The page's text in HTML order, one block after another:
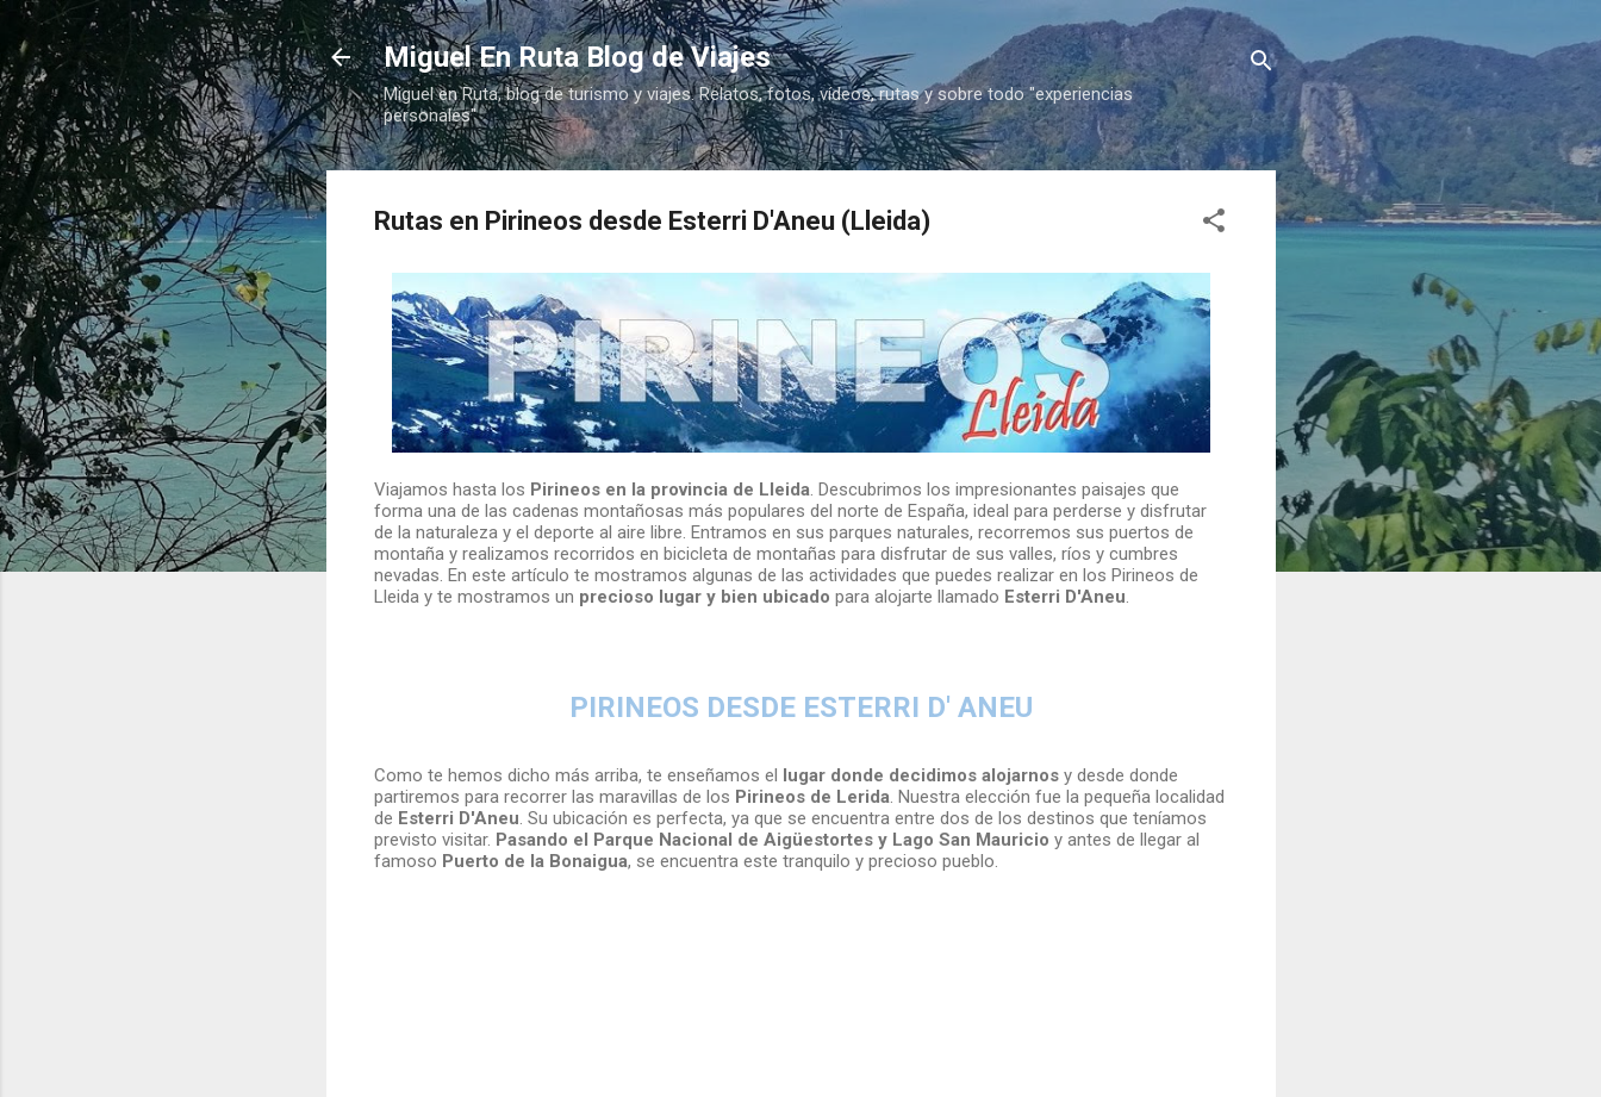
Ir al contenido principal
Miguel En Ruta Blog de Viajes
Miguel en Ruta, blog de turismo y viajes. Relatos, fotos, vídeos, rutas y sobre todo "experiencias
personales"
Rutas en Pirineos desde Esterri D'Aneu (Lleida)
Viajamos hasta los Pirineos en la provincia de Lleida. Descubrimos los impresionantes paisajes que
forma una de las cadenas montañosas más populares del norte de España, ideal para perderse y disfrutar
de la naturaleza y el deporte al aire libre. Entramos en sus parques naturales, recorremos sus puertos de
montaña y realizamos recorridos en bicicleta de montañas para disfrutar de sus valles, ríos y cumbres
nevadas. En este artículo te mostramos algunas de las actividades que puedes realizar en los Pirineos de
Lleida y te mostramos un precioso lugar y bien ubicado para alojarte llamado Esterri D'Aneu.
PIRINEOS DESDE ESTERRI D' ANEU
Como te hemos dicho más arriba, te enseñamos el lugar donde decidimos alojarnosy desde donde
partiremos para recorrer las maravillas de los Pirineos de Lerida. Nuestra elección fue la pequeña localidad
de Esterri D'Aneu. Su ubicación es perfecta, ya que se encuentra entre dos de los destinos que teníamos
previsto visitar. Pasando el Parque Nacional de Aigüestortes y Lago San Mauricio y antes de llegar al
famoso Puerto de la Bonaigua, se encuentra este tranquilo y precioso pueblo.